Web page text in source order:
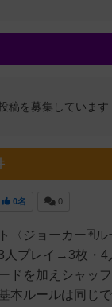
稿を募集しています
0名 0
〈ジョーカー🃏
人プレイ→3枚・
ドを加えシャッ
本ルールは同じ